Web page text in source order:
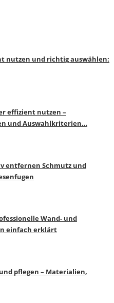
nutzen und richtig auswählen:
effizient nutzen –
und Auswahlkriterien…
entfernen Schmutz und
Wand- und
einfach erklärt
pflegen – Materialien,